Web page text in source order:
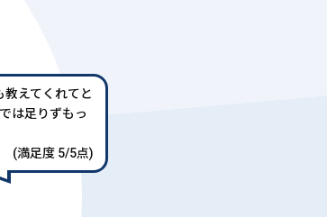
教えてくれてと
は足りずもっ
(満足度 5/5点)